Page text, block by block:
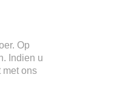
Op
Indien u
met ons